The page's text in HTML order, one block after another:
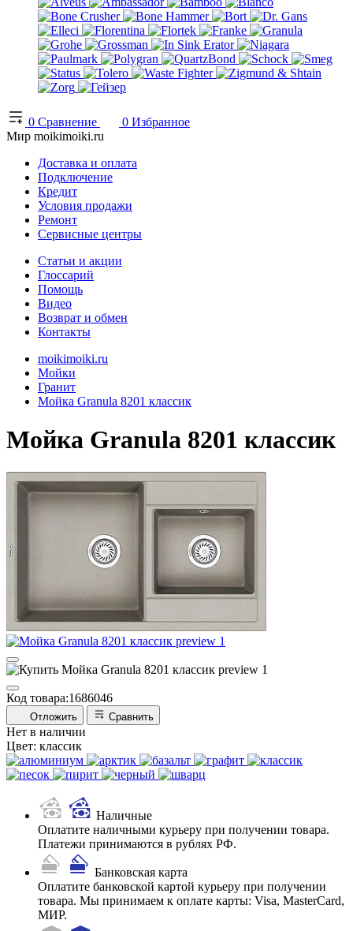
0 Сравнение 0 Избранное
Мир moikimoiki.ru
Доставка и оплата
Подключение
Кредит
Условия продажи
Ремонт
Сервисные центры
Статьи и акции
Глоссарий
Помощь
Видео
Возврат и обмен
Контакты
moikimoiki.ru
Мойки
Гранит
Мойка Granula 8201 классик
Мойка Granula 8201 классик
Код товара:1686046
Отложить Сравнить
Нет в наличии
Цвет: классик
Наличные
Оплатите наличными курьеру при получении товара.
Платежи принимаются в рублях РФ.
Банковская карта
Оплатите банковской картой курьеру при получении
товара. Мы принимаем к оплате карты: Visa, MasterCard,
МИР.